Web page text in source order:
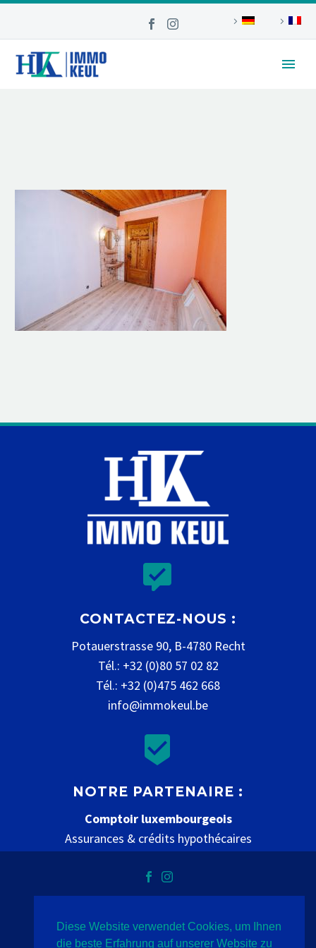


CONTACTEZ-NOUS :
Potauerstrasse 90, B-4780 Recht
Tél.: +32 (0)80 57 02 82
Tél.: +32 (0)475 462 668
info@immokeul.be


NOTRE PARTENAIRE :
Comptoir luxembourgeois
Assurances & crédits hypothécaires
Datenschutz Impressum Kontakt
Diese Website verwendet Cookies, um Ihnen
die beste Erfahrung auf unserer Website zu